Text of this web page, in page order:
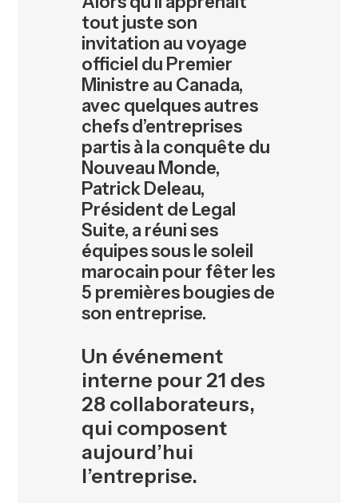
tout juste son
invitation au voyage
officiel du Premier
Ministre au Canada,
avec quelques autres
chefs d’entreprises
partis à la conquête du
Nouveau Monde,
Patrick Deleau,
Président de Legal
Suite, a réuni ses
équipes sous le soleil
marocain pour fêter les
5 premières bougies de
son entreprise.
Un événement
interne pour 21 des
28 collaborateurs,
qui composent
aujourd’hui
l’entreprise.